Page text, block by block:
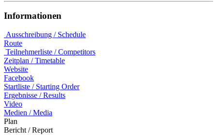
Informationen
Ausschreibung / Schedule
Route
Teilnehmerliste / Competitors
Zeitplan / Timetable
Website
Facebook
Startliste / Starting Order
Ergebnisse / Results
Video
Medien / Media
Plan
Bericht / Report